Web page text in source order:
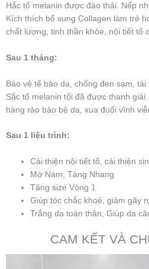
Hắc tố melanin được đào thải. Nếp
Kích thích bổ sung Collagen làm trẻ
chất lượng, tinh thần khỏe, nội tiết tố
Sau 1 tháng:
Bảo vệ tế bào da, chống đen sạm, tái
Sắc tố melanin tối đã được thanh
hàng rào bảo bệ da, xua đuổi vĩnh
Sau 1 liệu trình:
Cải thiện nội tiết tố, cải thiện
Mờ Nám, Tàng Nhang
Tăng size Vòng 1
Giúp tóc chắc khoẻ, giảm gãy
Trắng da toàn thân, Giúp da
CAM KẾT VÀ